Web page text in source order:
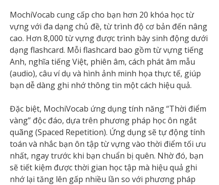
MochiVocab cung cấp cho bạn hơn 20 khóa học từ
vựng với đa dạng chủ đề, từ trình độ cơ bản đến nâng
cao. Hơn 8,000 từ vựng được trình bày sinh động dưới
dạng flashcard. Mỗi flashcard bao gồm từ vựng tiếng
Anh, nghĩa tiếng Việt, phiên âm, cách phát âm mẫu
(audio), câu ví dụ và hình ảnh minh họa thực tế, giúp
bạn dễ dàng ghi nhớ thông tin một cách hiệu quả.
Đặc biệt, MochiVocab ứng dụng tính năng “Thời điểm
vàng” độc đáo, dựa trên phương pháp học ôn ngắt
quãng (Spaced Repetition). Ứng dụng sẽ tự động tính
toán và nhắc bạn ôn tập từ vựng vào thời điểm tối ưu
nhất, ngay trước khi bạn chuẩn bị quên. Nhờ đó, bạn
sẽ tiết kiệm được thời gian học tập mà hiệu quả ghi
nhớ lại tăng lên gấp nhiều lần so với phương pháp